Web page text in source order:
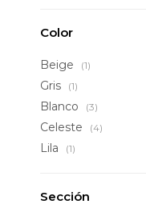
Color
Beige (1)
Gris (1)
Blanco (3)
Celeste (4)
Lila (1)
Sección